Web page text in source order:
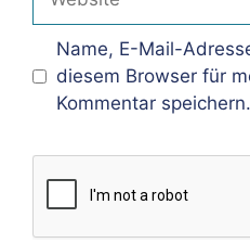
Name, E-Mail-
diesem Browser für
Kommentar speichern.